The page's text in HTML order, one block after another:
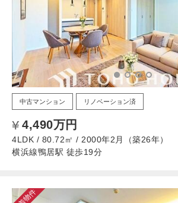
中古マンション リノベーション済
4,490万円
4LDK / 80.72㎡ / 2000年2月（築26年）
横浜線鴨居駅 徒歩19分